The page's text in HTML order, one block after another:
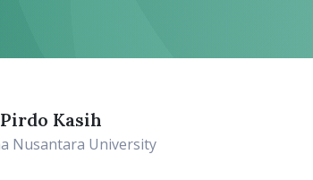
Kasih
Nusantara University